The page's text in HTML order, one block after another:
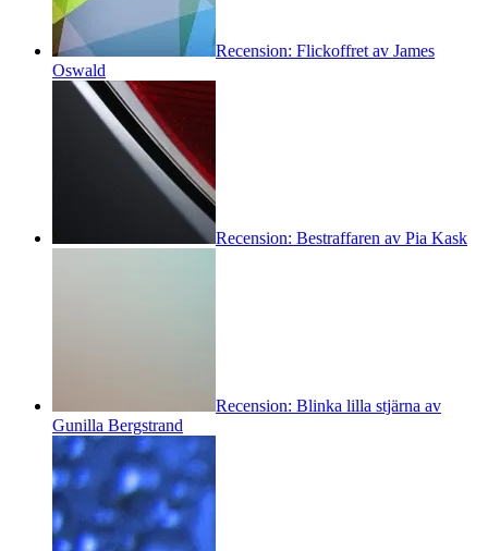
Recension: Flickoffret av James
Oswald
Recension: Bestraffaren av Pia Kask
Recension: Blinka lilla stjärna av
Gunilla Bergstrand